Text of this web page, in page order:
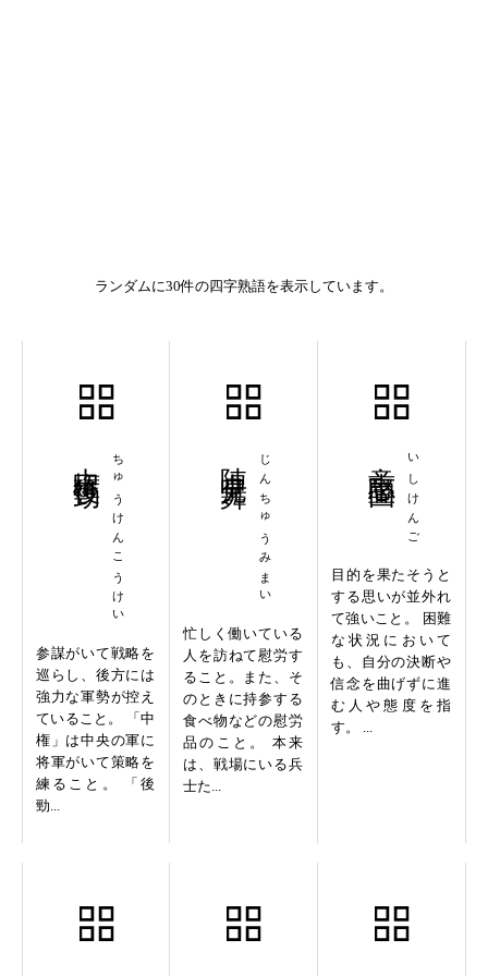
ランダムに30件の四字熟語を表示しています。
ちゅうけんこうけい
参謀がいて戦略を
巡らし、後方には
強力な軍勢が控え
ていること。 「中
権」は中央の軍に
将軍がいて策略を
練ること。 「後
勁...
じんちゅうみまい
忙しく働いている
人を訪ねて慰労す
ること。また、そ
のときに持参する
食べ物などの慰労
品のこと。 本来
は、戦場にいる兵
士た...
いしけんご
目的を果たそうと
する思いが並外れ
て強いこと。 困難
な状況において
も、自分の決断や
信念を曲げずに進
む人や態度を指
す。 ...